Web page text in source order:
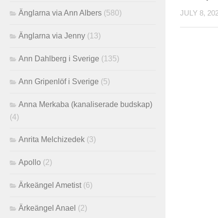
JULY 8,
Änglarna via Ann Albers (580)
Änglarna via Jenny (13)
Ann Dahlberg i Sverige (135)
Ann Gripenlöf i Sverige (5)
Anna Merkaba (kanaliserade budskap)
(4)
Anrita Melchizedek (3)
Apollo (2)
Ärkeängel Ametist (6)
Ärkeängel Anael (2)